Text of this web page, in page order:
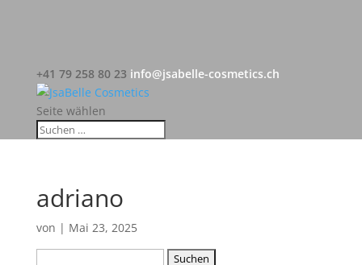
+41 79 258 80 23 info@jsabelle-cosmetics.ch
Seite wählen
adriano
von | Mai 23, 2025